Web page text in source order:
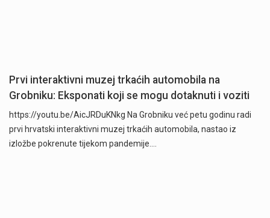
Prvi interaktivni muzej trkaćih automobila na
Grobniku: Eksponati koji se mogu dotaknuti i voziti
https://youtu.be/AicJRDuKNkg Na Grobniku već petu godinu radi
prvi hrvatski interaktivni muzej trkaćih automobila, nastao iz
izložbe pokrenute tijekom pandemije.…